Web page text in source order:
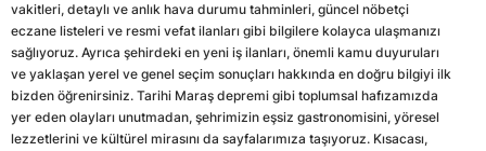
vakitleri, detaylı ve anlık hava durumu tahminleri, güncel nöbetçi
eczane listeleri ve resmi vefat ilanları gibi bilgilere kolayca ulaşmanızı
sağlıyoruz. Ayrıca şehirdeki en yeni iş ilanları, önemli kamu duyuruları
ve yaklaşan yerel ve genel seçim sonuçları hakkında en doğru bilgiyi ilk
bizden öğrenirsiniz. Tarihi Maraş depremi gibi toplumsal hafızamızda
yer eden olayları unutmadan, şehrimizin eşsiz gastronomisini, yöresel
lezzetlerini ve kültürel mirasını da sayfalarımıza taşıyoruz. Kısacası,